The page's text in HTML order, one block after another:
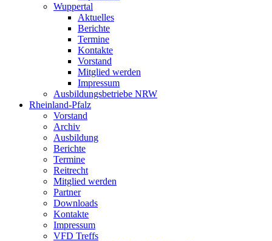
Wuppertal
Aktuelles
Berichte
Termine
Kontakte
Vorstand
Mitglied werden
Impressum
Ausbildungsbetriebe NRW
Rheinland-Pfalz
Vorstand
Archiv
Ausbildung
Berichte
Termine
Reitrecht
Mitglied werden
Partner
Downloads
Kontakte
Impressum
VFD Treffs